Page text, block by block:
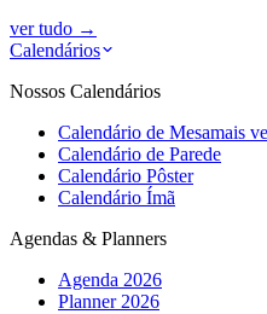
ver tudo →
Calendários
Nossos Calendários
Calendário de Mesamais
Calendário de Parede
Calendário Pôster
Calendário Ímã
Agendas & Planners
Agenda 2026
Planner 2026